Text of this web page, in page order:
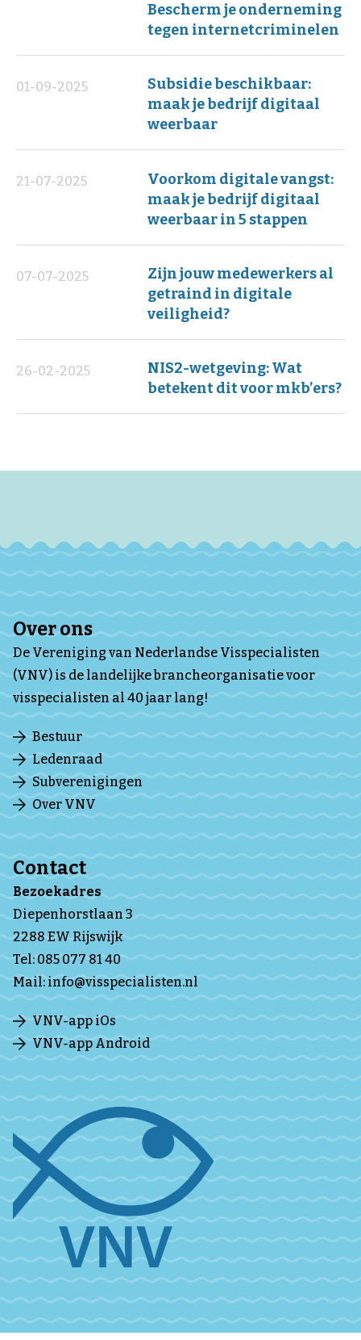
Bescherm je onderneming
tegen internetcriminelen
Subsidie beschikbaar:
maak je bedrijf digitaal
weerbaar
01-09-2025
Voorkom digitale vangst:
maak je bedrijf digitaal
weerbaar in 5 stappen
21-07-2025
Zijn jouw medewerkers al
getraind in digitale
veiligheid?
07-07-2025
NIS2-wetgeving: Wat
betekent dit voor mkb’ers?
26-02-2025
Over ons
De Vereniging van Nederlandse Visspecialisten
(VNV) is de landelijke brancheorganisatie voor
visspecialisten al 40 jaar lang!
Bestuur
Ledenraad
Subverenigingen
Over VNV
Contact
Bezoekadres
Diepenhorstlaan 3
2288 EW Rijswijk
Tel:085 077 81 40
Mail:info@visspecialisten.nl
VNV-app iOs
VNV-app Android